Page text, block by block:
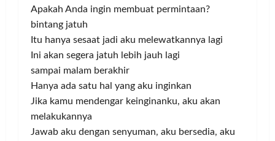
Apakah Anda ingin membuat permintaan?
bintang jatuh
Itu hanya sesaat jadi aku melewatkannya lagi
Ini akan segera jatuh lebih jauh lagi
sampai malam berakhir
Hanya ada satu hal yang aku inginkan
Jika kamu mendengar keinginanku, aku akan
melakukannya
Jawab aku dengan senyuman, aku bersedia, aku